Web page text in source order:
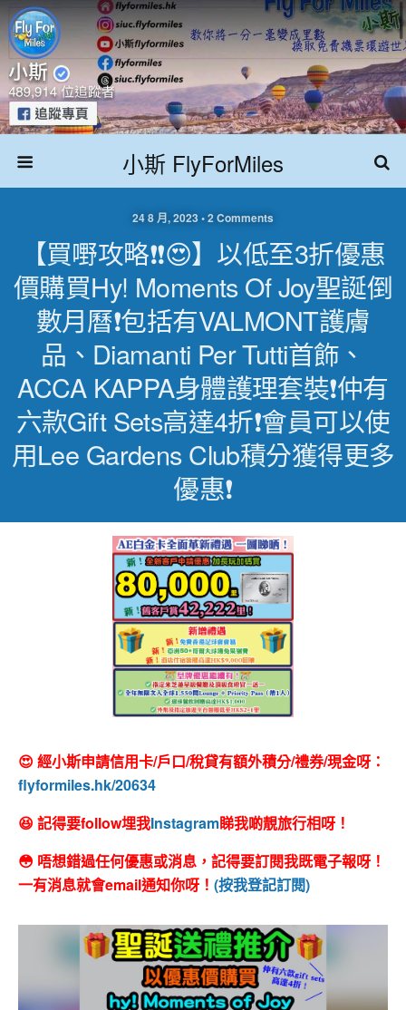
小斯 FlyForMiles
24 8 月, 2023 • 2 Comments
【買嘢攻略❗️❗️😍】以低至3折優惠
價購買hy! Moments Of Joy聖誕倒
數月曆❗️包括有VALMONT護膚
品、Diamanti Per Tutti首飾、
ACCA KAPPA身體護理套裝❗️仲有
六款gift Sets高達4折❗️會員可以使
用Lee Gardens Club積分獲得更多
優惠❗️
😍 經小斯申請信用卡/戶口/稅貸有額外積分/禮券/現金呀：
flyformiles.hk/20634
😆 記得要follow埋我Instagram睇我啲靚旅行相呀！
😳 唔想錯過任何優惠或消息，記得要訂閱我既電子報呀！
一有消息就會email通知你呀！ (按我登記訂閱)